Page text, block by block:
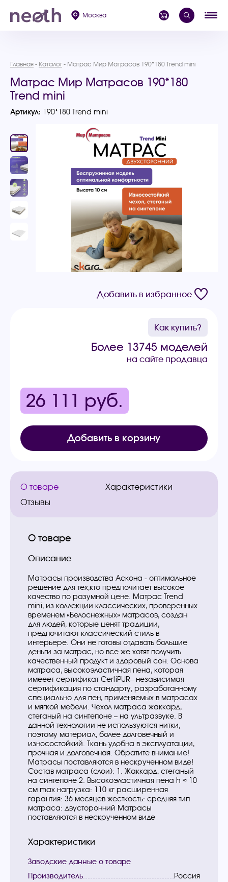
Москва
Главная Каталог Матрас Мир Матрасов 190*180 Trend mini
Матрас Мир Матрасов 190*180
Trend mini
Артикул: 190*180 Trend mini
Добавить в избранное
Как купить?
Более 13745 моделей
на сайте продавца
26 111 руб.
Добавить в корзину
О товаре
Характеристики
Отзывы
О товаре
Описание
Матрасы производства Аскона - оптимальное
решение для тех,кто предпочитает высокое
качество по разумной цене. Матрас Trend
mini, из коллекции классических, проверенных
временем «Белоснежных» матрасов, создан
для людей, которые ценят традиции,
предпочитают классический стиль в
интерьере. Они не готовы отдавать большие
деньги за матрас, но все же хотят получить
качественный продукт и здоровый сон. Основа
матраса, высокоэластичная пена, которая
имееет сертификат CertiPUR– независимая
сертификация по стандарту, разработанному
специально для пен, применяемых в матрасах
и мягкой мебели. Чехол матраса жаккард,
стеганый на синтепоне – на ультразвуке. В
данной технологии не используются нитки,
поэтому материал, более долговечный и
износостойкий. Ткань удобна в эксплуатации,
прочная и долговечная. Обратите внимание!
Матрасы поставляются в нескрученном виде!
Состав матраса (слои): 1. Жаккард, стеганый
на синтепоне 2. Высокоэластичная пена h ≈ 10
см max нагрузка: 110 кг расширенная
гарантия: 36 месяцев жесткость: средняя тип
матраса: двусторонний Матрасы
поставляются в нескрученном виде
Характеристики
Заводские данные о товаре
Производитель
Россия